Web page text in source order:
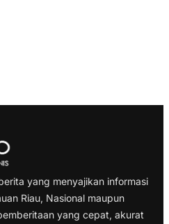
yang menyajikan informasi
Riau, Nasional maupun
yang cepat, akurat